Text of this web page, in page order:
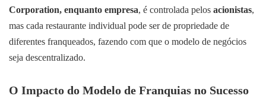
Corporation, enquanto empresa, é controlada pelos acionistas,
mas cada restaurante individual pode ser de propriedade de
diferentes franqueados, fazendo com que o modelo de negócios
seja descentralizado.
O Impacto do Modelo de Franquias no Sucesso